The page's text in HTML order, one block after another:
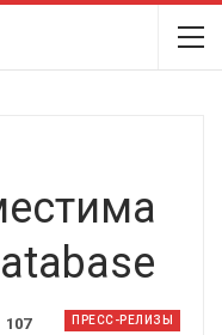
ПРЕСС-РЕЛИЗЫ
107